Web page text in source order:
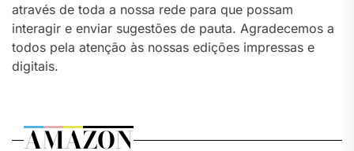
através de toda a nossa rede para que possam
interagir e enviar sugestões de pauta. Agradecemos a
todos pela atenção às nossas edições impressas e
digitais.
AMAZON